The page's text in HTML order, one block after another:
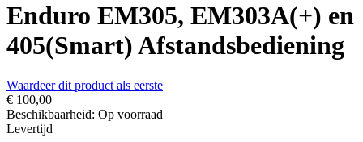
Enduro EM305, EM303A(+) en
405(Smart) Afstandsbediening
Waardeer dit product als eerste
€ 100,00
Beschikbaarheid: Op voorraad
Levertijd